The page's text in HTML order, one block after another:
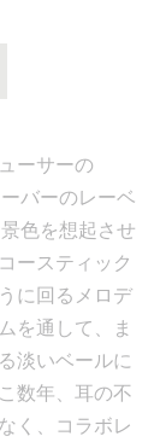
ーサーの
バーのレーベ
色を想起させ
ースティック
に回るメロデ
を通して、ま
淡いベールに
数年、耳の不
く、コラボレ